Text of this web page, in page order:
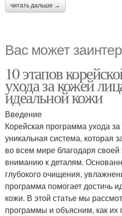
читать дальше →
Вас может
10 этапов
ухода за кожей
идеальной кожи
Введение
Корейская программа ухода
уникальная система, которая
во всем мире благодаря
вниманию к деталям.
глубокого очищения,
программа помогает достичь
кожи. В этой статье мы
программы и объясним, как их